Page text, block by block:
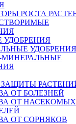
РОСТА
УДОБРЕНИЯ
МИНЕРАЛЬНЫЕ
ЗАЩИТЫ
ОТ БОЛЕЗНЕЙ
ОТ НАСЕКОМЫХ
ОТ СОРНЯКОВ